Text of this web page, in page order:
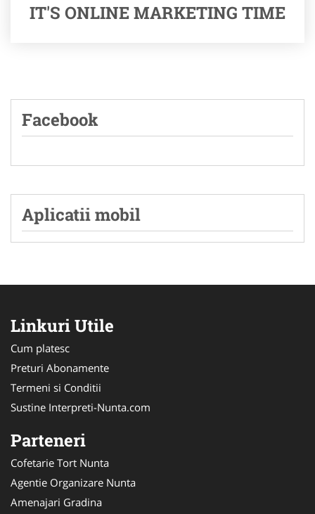
IT'S ONLINE MARKETING TIME
Facebook
Aplicatii mobil
Linkuri Utile
Cum platesc
Preturi Abonamente
Termeni si Conditii
Sustine Interpreti-Nunta.com
Parteneri
Cofetarie Tort Nunta
Agentie Organizare Nunta
Amenajari Gradina